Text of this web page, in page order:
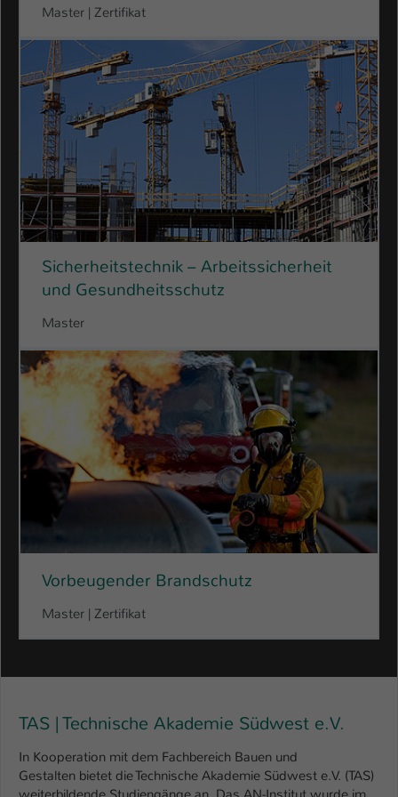
Master | Zertifikat
Sicherheitstechnik – Arbeitssicherheit
und Gesundheitsschutz
Master
Vorbeugender Brandschutz
Master | Zertifikat
TAS | Technische Akademie Südwest e.V.
In Kooperation mit dem Fachbereich Bauen und
Gestalten bietet die Technische Akademie Südwest e.V. (TAS)
Anbieter TYPO3
Laufzeit 1 Tag
Zweck
Dieser Cookie teilt der Webseite mit, ob
ein Besucher im Typo3-Backend
angemeldet ist und Rechte besitzt diese
zu verwalten.